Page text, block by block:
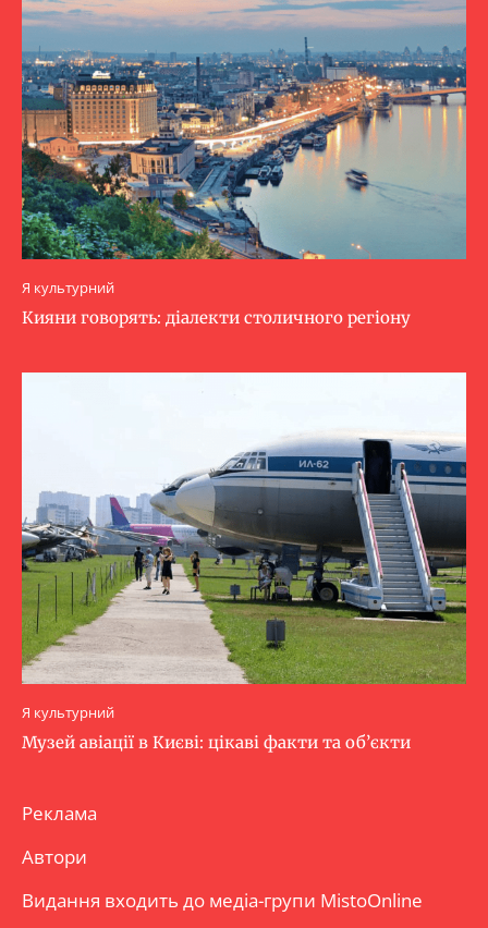
Я культурний
Кияни говорять: діалекти столичного регіону
Я культурний
Музей авіації в Києві: цікаві факти та об’єкти
Реклама
Автори
Видання входить до медіа-групи MistoOnline